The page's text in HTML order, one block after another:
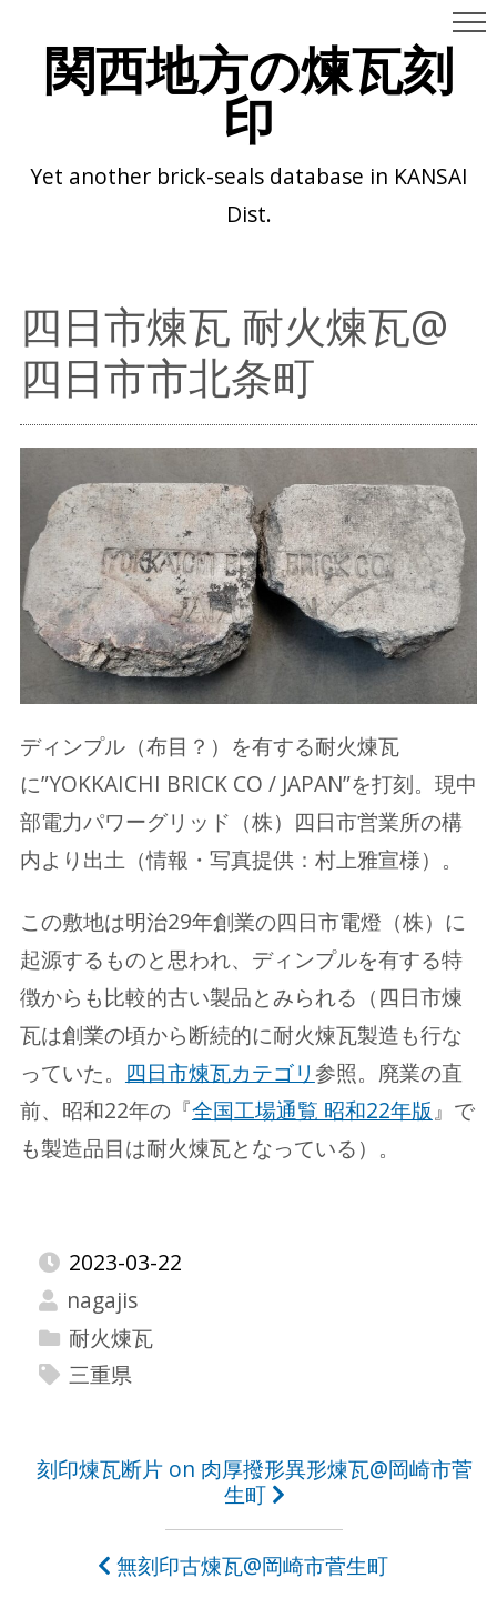
関西地方の煉瓦刻
印
Yet another brick-seals database in KANSAI
Dist.
四日市煉瓦 耐火煉瓦@
四日市市北条町
ディンプル（布目？）を有する耐火煉瓦
に”YOKKAICHI BRICK CO / JAPAN”を打刻。現中
部電力パワーグリッド（株）四日市営業所の構
内より出土（情報・写真提供：村上雅宣様）。
この敷地は明治29年創業の四日市電燈（株）に
起源するものと思われ、ディンプルを有する特
徴からも比較的古い製品とみられる（四日市煉
瓦は創業の頃から断続的に耐火煉瓦製造も行な
っていた。 四日市煉瓦カテゴリ参照。廃業の直
前、昭和22年の『全国工場通覧 昭和22年版』で
も製造品目は耐火煉瓦となっている）。
2023-03-22
nagajis
耐火煉瓦
三重県
投
刻印煉瓦断片 on 肉厚撥形異形煉瓦@岡崎市菅
生町
無刻印古煉瓦@岡崎市菅生町